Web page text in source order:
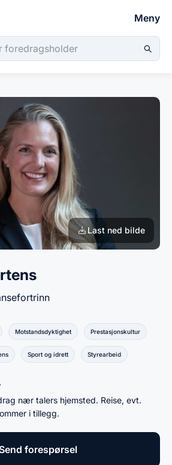
Meny
Last ned bilde
Motstandsdyktighet Prestasjonskultur
Sport og idrett Styrearbeid
nær talers hjemsted. Reise, evt.
i tillegg.
forespørsel